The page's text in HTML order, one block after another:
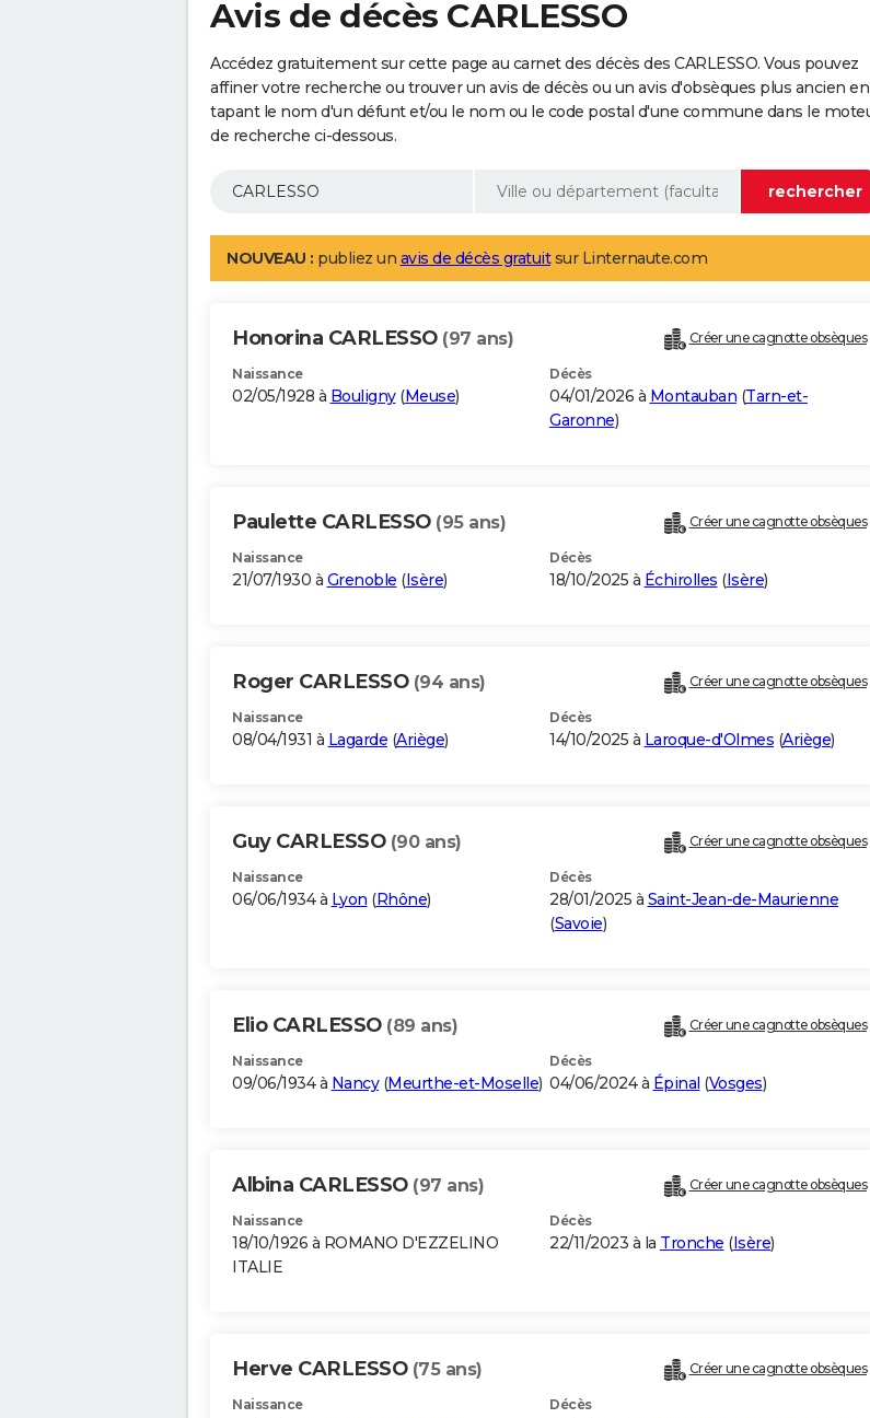
Avis de décès CARLESSO
Accédez gratuitement sur cette page au carnet des décès des CARLESSO. Vous pouvez
affiner votre recherche ou trouver un avis de décès ou un avis d'obsèques plus ancien en
tapant le nom d'un défunt et/ou le nom ou le code postal d'une commune dans le
de recherche ci-dessous.
NOUVEAU : publiez un avis de décès gratuitsur Linternaute.com
Honorina CARLESSO (97 ans) Créer une cagnotte obsèques
Naissance
02/05/1928 à Bouligny(Meuse)
Décès
04/01/2026 à Montauban (Tarn-et-
Garonne)
Paulette CARLESSO (95 ans) Créer une cagnotte obsèques
Naissance
21/07/1930 à Grenoble (Isère)
Décès
18/10/2025 à Échirolles (Isère)
Roger CARLESSO (94 ans) Créer une cagnotte obsèques
Naissance
08/04/1931 à Lagarde (Ariège)
Décès
14/10/2025 à Laroque-d'Olmes (Ariège)
Guy CARLESSO (90 ans) Créer une cagnotte obsèques
Naissance
06/06/1934 à Lyon (Rhône)
Décès
28/01/2025 à Saint-Jean-de-Maurienne
(Savoie)
Elio CARLESSO (89 ans) Créer une cagnotte obsèques
Naissance
09/06/1934 à Nancy(Meurthe-et-Moselle)
Décès
04/06/2024 à Épinal (Vosges)
Albina CARLESSO (97 ans) Créer une cagnotte obsèques
Naissance
18/10/1926 à ROMANO D'EZZELINO
ITALIE
Décès
22/11/2023 à la Tronche (Isère)
Herve CARLESSO (75 ans) Créer une cagnotte obsèques
Naissance Décès